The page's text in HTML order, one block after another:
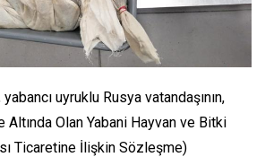
uyruklu Rusya vatandaşının,
Altında Olan Yabani Hayvan ve Bitki
Ticaretine İlişkin Sözleşme)